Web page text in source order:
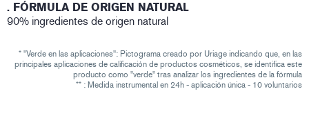
. FÓRMULA DE ORIGEN NATURAL
90% ingredientes de origen natural
* ''Verde en las aplicaciones'': Pictograma creado por Uriage indicando que, en las
principales aplicaciones de calificación de productos cosméticos, se identifica este
producto como ''verde'' tras analizar los ingredientes de la fórmula
** : Medida instrumental en 24h - aplicación única - 10 voluntarios